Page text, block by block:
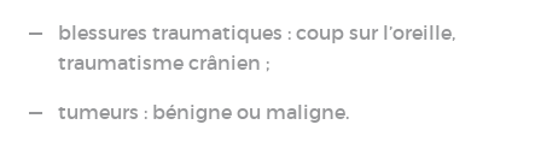
blessures traumatiques : coup sur l’oreille,
traumatisme crânien ;
tumeurs : bénigne ou maligne.